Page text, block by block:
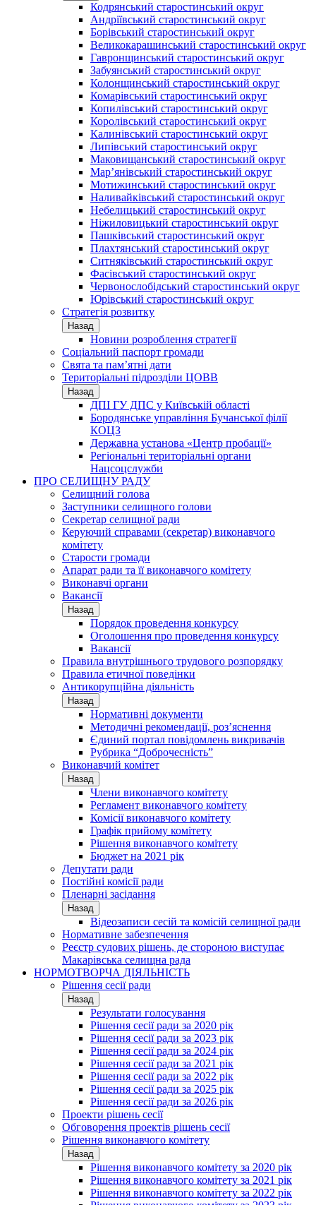
Кодрянський старостинський округ
Андріївський старостинський округ
Борівський старостинський округ
Великокарашинський старостинський округ
Гавронщинський старостинський округ
Забуянський старостинський округ
Колонщинський старостинський округ
Комарівський старостинський округ
Копилівський старостинський округ
Королівський старостинський округ
Калинівський старостинський округ
Липівський старостинський округ
Маковищанський старостинський округ
Мар’янівський старостинський округ
Мотижинський старостинський округ
Наливайківський старостинський округ
Небелицький старостинський округ
Ніжиловицький старостинський округ
Пашківський старостинський округ
Плахтянський старостинський округ
Ситняківський старостинський округ
Фасівський старостинський округ
Червонослобідський старостинський округ
Юрівський старостинський округ
Стратегія розвитку
Назад
Новини розроблення стратегії
Соціальний паспорт громади
Свята та пам’ятні дати
Територіальні підрозділи ЦОВВ
Назад
ДПІ ГУ ДПС у Київській області
Бородянське управління Бучанської філії
КОЦЗ
Державна установа «Центр пробації»
Регіональні територіальні органи
Нацсоцслужби
ПРО СЕЛИЩНУ РАДУ
Селищний голова
Заступники селищного голови
Секретар селищної ради
Керуючий справами (секретар) виконавчого
комітету
Старости громади
Апарат ради та її виконавчого комітету
Виконавчі органи
Вакансії
Назад
Порядок проведення конкурсу
Оголошення про проведення конкурсу
Вакансії
Правила внутрішнього трудового розпорядку
Правила етичної поведінки
Антикорупційна діяльність
Назад
Нормативні документи
Методичні рекомендації, роз’яснення
Єдиний портал повідомлень викривачів
Рубрика “Доброчесність”
Виконавчий комітет
Назад
Члени виконавчого комітету
Регламент виконавчого комітету
Комісії виконавчого комітету
Графік прийому комітету
Рішення виконавчого комітету
Бюджет на 2021 рік
Депутати ради
Постійні комісії ради
Пленарні засідання
Назад
Відеозаписи сесій та комісій селищної ради
Нормативне забезпечення
Реєстр судових рішень, де стороною виступає
Макарівська селищна рада
НОРМОТВОРЧА ДІЯЛЬНІСТЬ
Рішення сесії ради
Назад
Результати голосування
Рішення сесії ради за 2020 рік
Рішення сесії ради за 2023 рік
Рішення сесії ради за 2024 рік
Рішення сесії ради за 2021 рік
Рішення сесії ради за 2022 рік
Рішення сесії ради за 2025 рік
Рішення сесії ради за 2026 рік
Проекти рішень сесії
Обговорення проектів рішень сесії
Рішення виконавчого комітету
Назад
Рішення виконавчого комітету за 2020 рік
Рішення виконавчого комітету за 2021 рік
Рішення виконавчого комітету за 2022 рік